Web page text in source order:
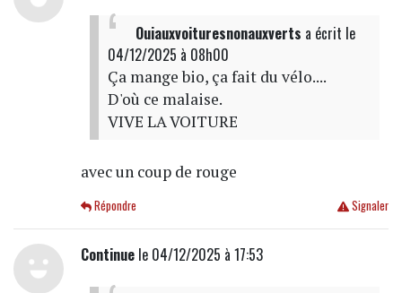
Ouiauxvoituresnonauxverts a écrit le
04/12/2025 à 08h00
Ça mange bio, ça fait du vélo....
D'où ce malaise.
VIVE LA VOITURE
avec un coup de rouge
Signaler
Répondre
Continuele 04/12/2025 à 17:53